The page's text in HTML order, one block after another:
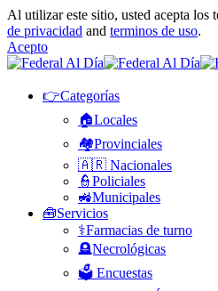
Al utilizar este sitio, usted acepta los
de privacidad and terminos de uso.
Acepto
👉Categorías
🏠Locales
🏘️Provinciales
🇦🇷 Nacionales
👮Policiales
🚜Municipales
🧰Servicios
⚕️Farmacias de turno
🪦Necrológicas
🗳️ Encuestas